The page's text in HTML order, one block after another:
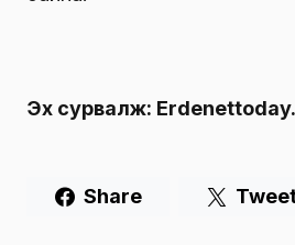
Эх сурвалж:
Share